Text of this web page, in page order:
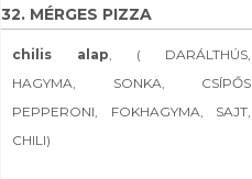
32. MÉRGES PIZZA
chilis alap, ( DARÁLTHÚS,
HAGYMA, SONKA, CSÍPŐS
PEPPERONI, FOKHAGYMA, SAJT,
CHILI)